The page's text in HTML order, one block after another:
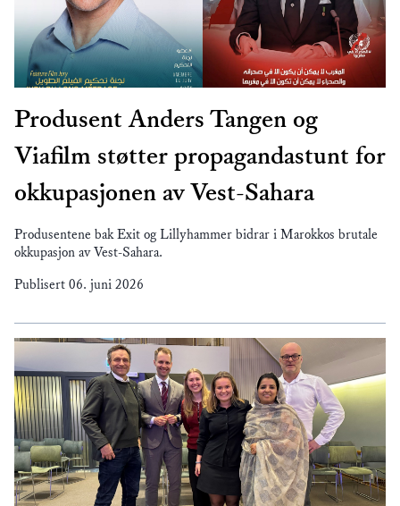
Produsent Anders Tangen og
Viafilm støtter propagandastunt for
okkupasjonen av Vest-Sahara
Produsentene bak Exit og Lillyhammer bidrar i Marokkos brutale
okkupasjon av Vest-Sahara.
Publisert 06. juni 2026